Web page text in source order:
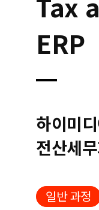
ERP
하이미
전산세
일반 과정